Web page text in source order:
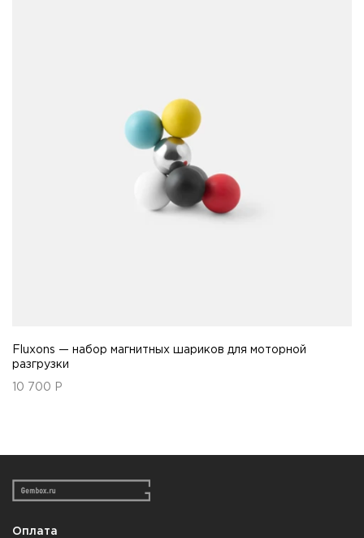
Fluxons — набор магнитных шариков для моторной
разгрузки
10 700 Р
Оплата